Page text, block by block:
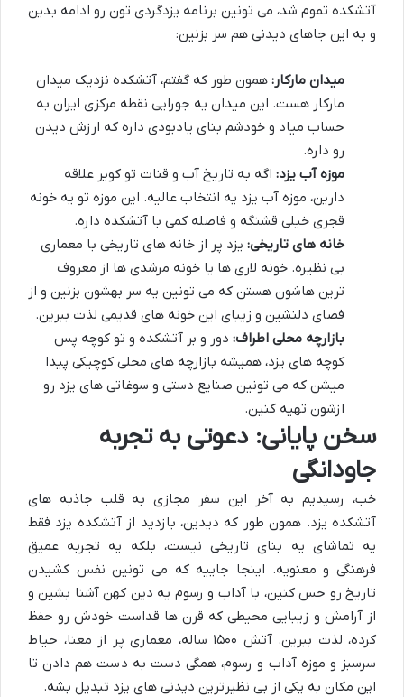
آتشکده تموم شد، می تونین برنامه یزدگردی تون رو ادامه بدین
و به این جاهای دیدنی هم سر بزنین:
میدان مارکار: همون طور که گفتم، آتشکده نزدیک میدان
مارکار هست. این میدان یه جورایی نقطه مرکزی ایران به
حساب میاد و خودشم بنای یادبودی داره که ارزش دیدن
رو داره.
موزه آب یزد: اگه به تاریخ آب و قنات تو کویر علاقه
دارین، موزه آب یزد یه انتخاب عالیه. این موزه تو یه خونه
قجری خیلی قشنگه و فاصله کمی با آتشکده داره.
خانه های تاریخی: یزد پر از خانه های تاریخی با معماری
بی نظیره. خونه لاری ها یا خونه مرشدی ها از معروف
ترین هاشون هستن که می تونین یه سر بهشون بزنین و از
فضای دلنشین و زیبای این خونه های قدیمی لذت ببرین.
بازارچه محلی اطراف: دور و بر آتشکده و تو کوچه پس
کوچه های یزد، همیشه بازارچه های محلی کوچیکی پیدا
میشن که می تونین صنایع دستی و سوغاتی های یزد رو
ازشون تهیه کنین.
سخن پایانی: دعوتی به تجربه
جاودانگی
خب، رسیدیم به آخر این سفر مجازی به قلب جاذبه های
آتشکده یزد. همون طور که دیدین، بازدید از آتشکده یزد فقط
یه تماشای یه بنای تاریخی نیست، بلکه یه تجربه عمیق
فرهنگی و معنویه. اینجا جاییه که می تونین نفس کشیدن
تاریخ رو حس کنین، با آداب و رسوم یه دین کهن آشنا بشین و
از آرامش و زیبایی محیطی که قرن ها قداست خودش رو حفظ
کرده، لذت ببرین. آتش ۱۵۰۰ ساله، معماری پر از معنا، حیاط
سرسبز و موزه آداب و رسوم، همگی دست به دست هم دادن تا
این مکان به یکی از بی نظیرترین دیدنی های یزد تبدیل بشه.